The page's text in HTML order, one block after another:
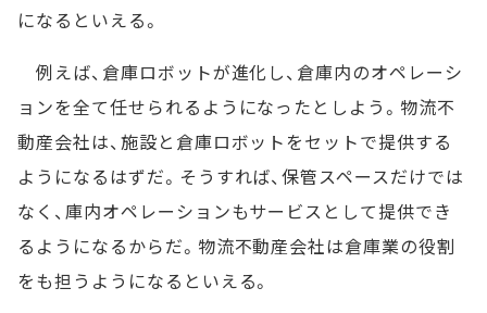
になるといえる。
例えば、倉庫ロボットが進化し、倉庫内のオペレーシ
ョンを全て任せられるようになったとしよう。物流不
動産会社は、施設と倉庫ロボットをセットで提供する
ようになるはずだ。そうすれば、保管スペースだけでは
なく、庫内オペレーションもサービスとして提供でき
るようになるからだ。物流不動産会社は倉庫業の役割
をも担うようになるといえる。